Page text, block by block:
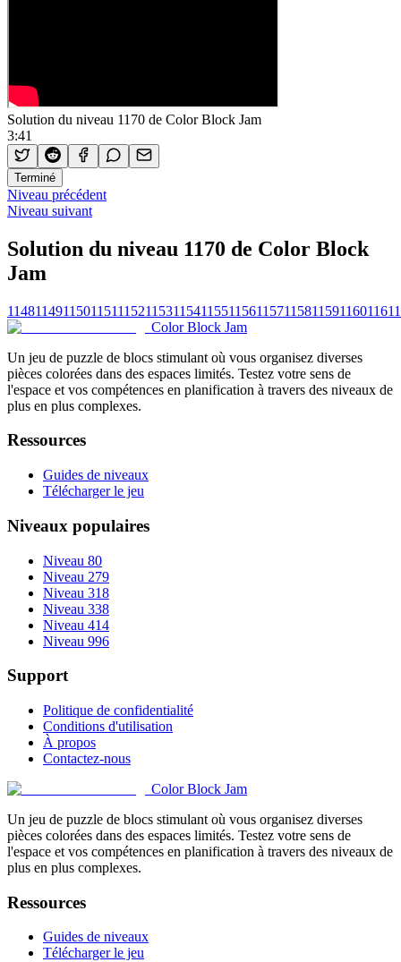
Solution du niveau 1170 de Color Block Jam
3:41
Terminé
Niveau précédent
Niveau suivant
Solution du niveau 1170 de Color Block
Jam
11481149115011511152115311541155115611571158115911601161
Color Block Jam
Un jeu de puzzle de blocs stimulant où vous organisez diverses
pièces colorées dans des espaces limités. Testez votre sens de
l'espace et vos compétences en planification à travers des niveaux de
plus en plus complexes.
Ressources
Guides de niveaux
Télécharger le jeu
Niveaux populaires
Niveau 80
Niveau 279
Niveau 318
Niveau 338
Niveau 414
Niveau 996
Support
Politique de confidentialité
Conditions d'utilisation
À propos
Contactez-nous
Color Block Jam
Un jeu de puzzle de blocs stimulant où vous organisez diverses
pièces colorées dans des espaces limités. Testez votre sens de
l'espace et vos compétences en planification à travers des niveaux de
plus en plus complexes.
Ressources
Guides de niveaux
Télécharger le jeu